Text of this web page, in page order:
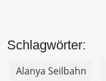
Schlagwörter:
Alanya Seilbahn